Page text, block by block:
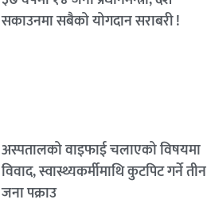
सकाउनमा सबैको योगदान सराबरी !
अस्पतालको वाइफाई चलाएको विषयमा
विवाद, स्वास्थ्यकर्मीमाथि कुटपिट गर्ने तीन
जना पक्राउ